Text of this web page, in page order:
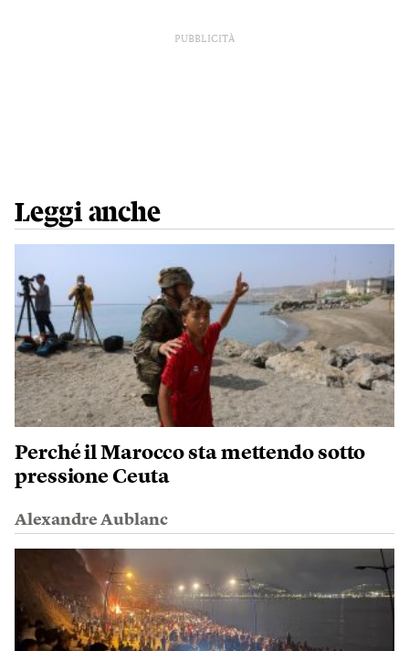
PUBBLICITÀ
Leggi anche
Perché il Marocco sta mettendo sotto
pressione Ceuta
Alexandre Aublanc